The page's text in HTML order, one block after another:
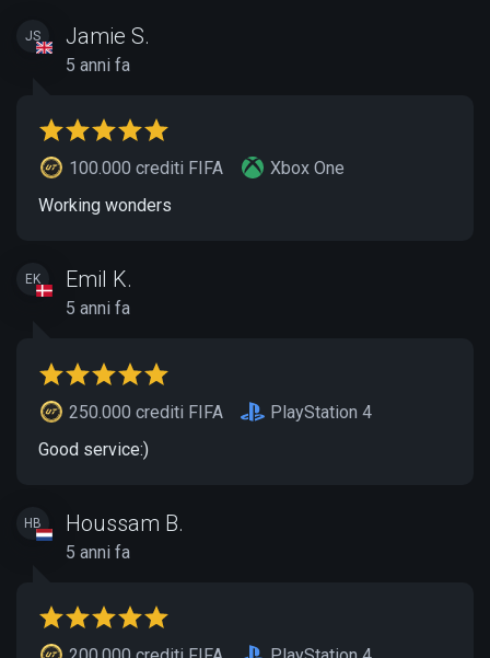
JS Jamie S.
5 anni fa
100.000 crediti FIFA
Xbox One
Working wonders
EK Emil K.
5 anni fa
250.000 crediti FIFA
PlayStation 4
Good service:)
HB Houssam B.
5 anni fa